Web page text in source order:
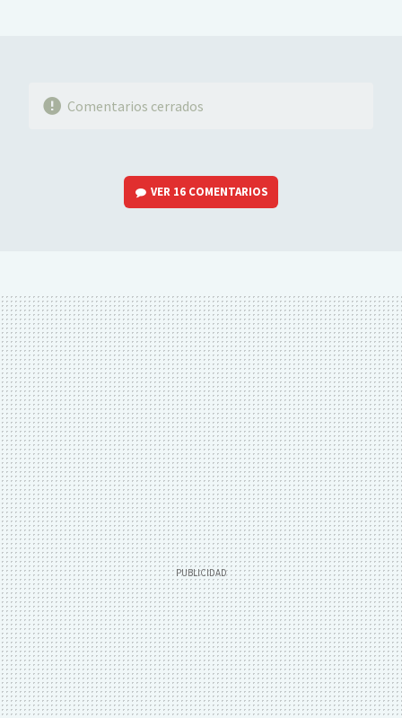
Comentarios cerrados
VER 16 COMENTARIOS